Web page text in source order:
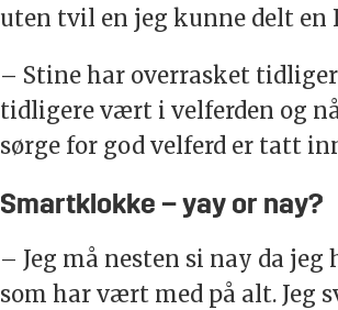
uten tvil en jeg kunne delt en
– Stine har overrasket
tidligere vært i velferden og
sørge for god velferd er tatt
Smartklokke – yay or nay?
– Jeg må nesten si nay da
som har vært med på alt. Jeg